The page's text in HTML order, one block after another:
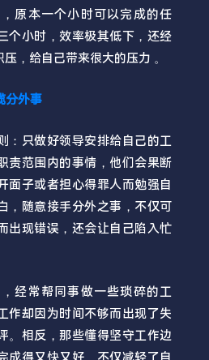
原本一个小时可以完成的任
个小时，效率极其低下，还经
，给自己带来很大的压力 。
分外事
：只做好领导安排给自己的工
责范围内的事情，他们会果断
面子或者担心得罪人而勉强自
，随意接手分外之事，不仅可
出现错误，还会让自己陷入忙
经常帮同事做一些琐碎的工
作却因为时间不够而出现了失
。相反，那些懂得坚守工作边